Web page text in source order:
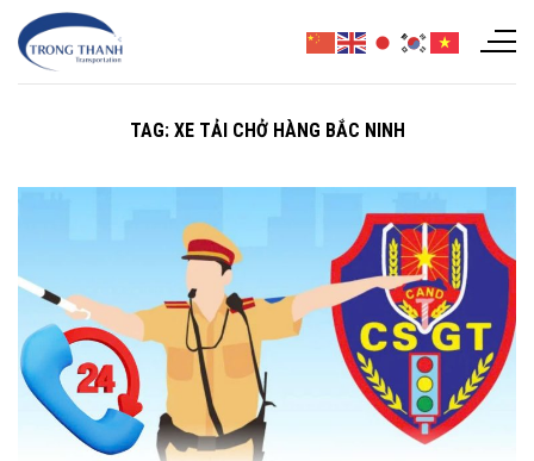
Chuyển
đến
TAG: XE TẢI CHỞ HÀNG BẮC NINH